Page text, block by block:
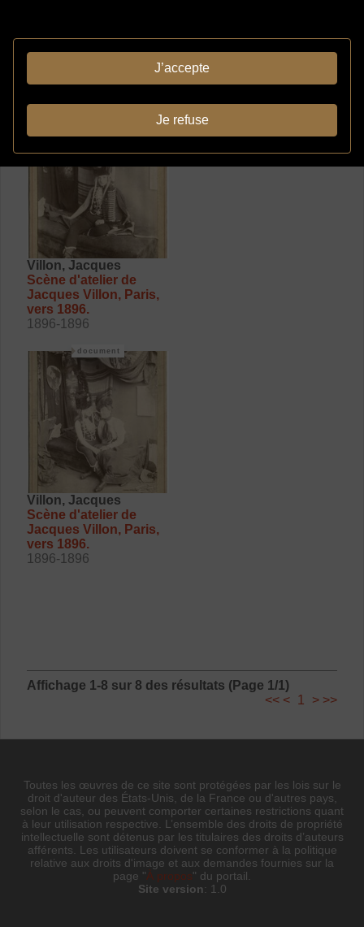
Jacques Villon, Paris,
1896-1896
Villon, Jacques
Scène d'atelier de
Jacques Villon, Paris,
vers 1896.
1896-1896
Villon, Jacques
Scène d'atelier de
Jacques Villon, Paris,
vers 1896.
1896-1896
document
Affichage 1-8 sur 8 des résultats (Page 1/1)
<< < 1 > >>
Toutes les œuvres de ce site sont protégées par les lois sur le
droit d'auteur des États-Unis, de la France ou d'autres pays,
selon le cas, ou peuvent comporter certaines restrictions quant
à leur utilisation respective. L’ensemble des droits de propriété
intellectuelle sont détenus par les titulaires des droits d’auteurs
afférents. Les utilisateurs doivent se conformer à la politique
relative aux droits d'image et aux demandes fournies sur la
page "À propos" du portail.
Site version: 1.0
J’accepte
Je refuse